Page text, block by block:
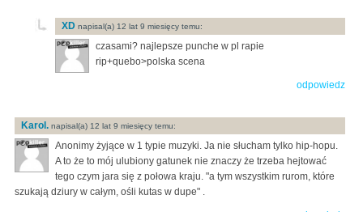
XD napisal(a) 12 lat 9 miesięcy temu:
czasami? najlepsze punche w pl rapie
rip+quebo>polska scena
odpowiedz
Karol. napisal(a) 12 lat 9 miesięcy temu:
Anonimy żyjące w 1 typie muzyki. Ja nie słucham tylko hip-hopu.
A to że to mój ulubiony gatunek nie znaczy że trzeba hejtować
tego czym jara się z połowa kraju. "a tym wszystkim rurom, które
szukają dziury w całym, ośli kutas w dupe" .